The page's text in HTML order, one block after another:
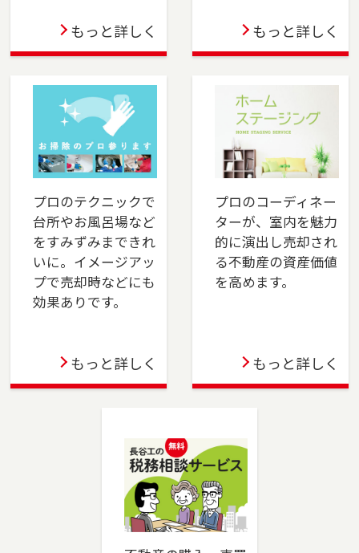
の物件購入もサポートします。安心のサポート
で、スムーズな取引を実現します。
上大岡店をオープンしました。横浜市金沢区、
港南区・南区・磯子区（一部）、横須賀市、三
浦市でお住まいのご売却、 ご購入をご検討の方
は、是非ご相談ください。 フリーダイアル
2023-12-21
川崎店を移転しました。川崎市（川崎区・幸
区）、横浜市（鶴見区・港北区）でお住まいの
ご売却、ご購入をご検討の方は、是非ご相談く
ださい。フリーダイアル（0120-194-845）より
2023-10-06
成増店を移転しました。板橋区（一部）・練馬
ご購入をご検討の方は、是非ご相談ください。
フリーダイアル（0120-875-834）よりお気軽に
もっと詳しく もっと詳しく
プロのテクニックで
台所やお風呂場など
をすみずみまできれ
いに。イメージアッ
プで売却時などにも
効果ありです。
もっと詳しく
プロのコーディネー
ターが、室内を魅力
的に演出し売却され
る不動産の資産価値
を高めます。
もっと詳しく